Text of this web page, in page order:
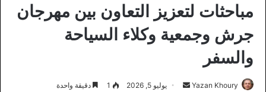
مباحثات لتعزيز التعاون بين مهرجان
جرش وجمعية وكلاء السياحة
والسفر
Yazan Khoury
أرسل يوليو 5, 2026 1 دقيقة واحدة